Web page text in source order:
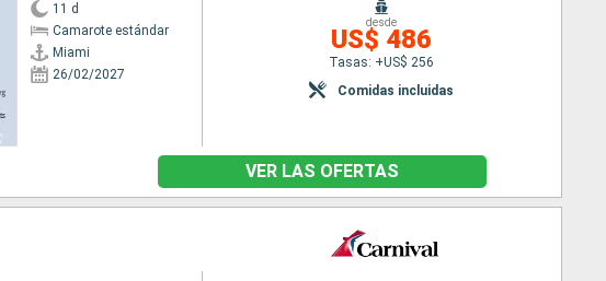
11 d
Camarote estándar
Miami
26/02/2027
desde
US$ 486
Tasas: +US$ 256
Comidas incluidas
VER LAS OFERTAS